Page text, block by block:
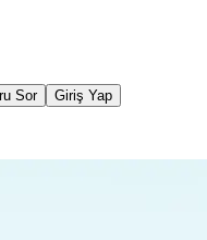
Sor Giriş Yap